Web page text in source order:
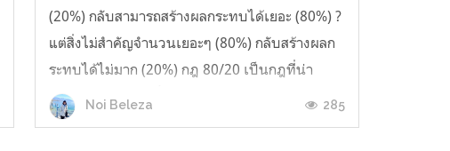
(20%) กลับสามารถสร้างผลกระทบได้เยอะ (80%) ?
แต่สิ่งไม่สำคัญจำนวนเยอะๆ (80%) กลับสร้างผลก
ระทบได้ไม่มาก (20%) กฎ 80/20 เป็นกฎที่น่า
สนใจมาก และเกิดขึ้นอยู่รอบตัวเรา ? ในห้างสรรพ
สินค้า สินค้ารายการสำคัญเพี...
Noi Beleza 285